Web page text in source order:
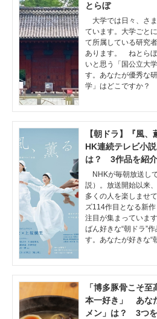
とらぼ
大学では日々、さ
ています。大学ごと
て所属している研究
あります。 ねとら
いと思う「国公立大
す。あなたが優秀な
学」はどこですか
【朝ドラ】『風
HK連続テレビ小
は？ 3作品を紹
NHKが毎朝放送し
説）。放送開始以来
多くの人を楽しませ
ズ114作目となる新作
注目が集まっていま
ばん好きな“朝ドラ”
す。あなたが好きな“
「博多豚骨こそ
本一好き」 あな
メン」は？ 3つ